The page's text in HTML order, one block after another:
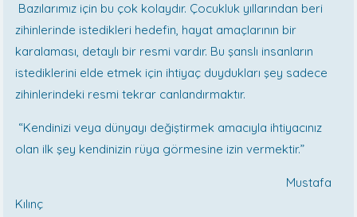
Bazılarımız için bu çok kolaydır. Çocukluk yıllarından beri
zihinlerinde istedikleri hedefin, hayat amaçlarının bir
karalaması, detaylı bir resmi vardır. Bu şanslı insanların
istediklerini elde etmek için ihtiyaç duydukları şey sadece
zihinlerindeki resmi tekrar canlandırmaktır.
“Kendinizi veya dünyayı değiştirmek amacıyla ihtiyacınız
olan ilk şey kendinizin rüya görmesine izin vermektir.”
Mustafa
Kılınç